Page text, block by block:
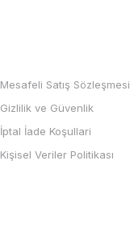
Mesafeli Satış Sözleşmesi
Gizlilik ve Güvenlik
İptal İade Koşullari
Kişisel Veriler Politikası